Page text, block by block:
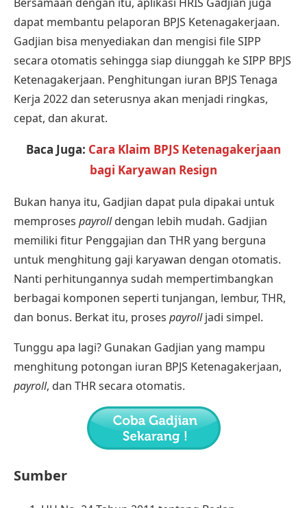
dapat membantu pelaporan BPJS Ketenagakerjaan.
Gadjian bisa menyediakan dan mengisi file SIPP
secara otomatis sehingga siap diunggah keSIPP BPJS
Ketenagakerjaan. Penghitungan iuran BPJS Tenaga
Kerja 2022 dan seterusnya akan menjadi ringkas,
cepat, dan akurat.
Baca Juga: Cara Klaim BPJS Ketenagakerjaan
bagi Karyawan Resign
Bukan hanya itu, Gadjian dapat pula dipakai untuk
memproses payrolldengan lebih mudah. Gadjian
memiliki fitur Penggajian dan THRyang berguna
untuk menghitung gaji karyawan dengan otomatis.
Nanti perhitungannya sudah mempertimbangkan
berbagai komponen seperti tunjangan, lembur, THR,
dan bonus. Berkat itu, proses payrolljadi simpel.
Tunggu apa lagi? Gunakan Gadjian yang mampu
menghitung potongan iuran BPJS Ketenagakerjaan,
payroll, dan THR secara otomatis.
Sumber